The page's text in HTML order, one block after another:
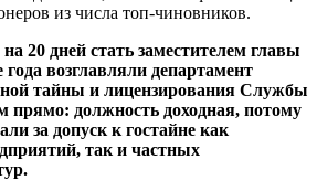
из числа топ-чиновников.
20 дней стать заместителем главы
возглавляли департамент
тайны и лицензирования Службы
прямо: должность доходная, потому
за допуск к гостайне как
так и частных